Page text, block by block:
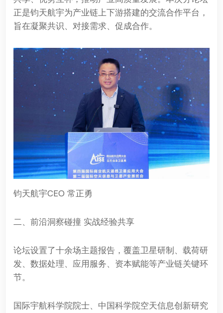
正是钧天航宇为产业链上下游搭建的交流合作平台，
旨在凝聚共识、对接需求、促成合作。
钧天航宇CEO 常正勇
二、前沿洞察碰撞 实战经验共享
论坛设置了十余场主题报告，覆盖卫星研制、载荷研
发、数据处理、应用服务、资本赋能等产业链关键环
节。
国际宇航科学院院士、中国科学院空天信息创新研究